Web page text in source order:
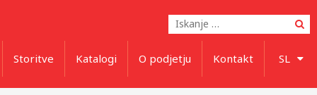
Storitve Katalogi O podjetju Kontakt SL